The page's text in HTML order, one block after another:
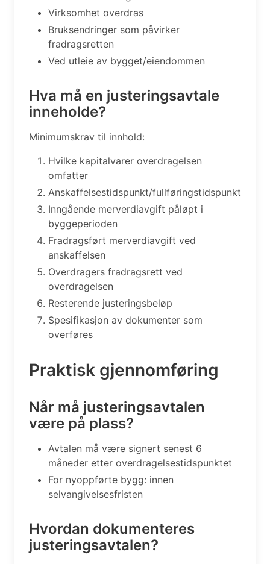
Virksomhet overdras
Bruksendringer som påvirker
fradragsretten
Ved utleie av bygget/eiendommen
Hva må en justeringsavtale
inneholde?
Minimumskrav til innhold:
Hvilke kapitalvarer overdragelsen
omfatter
Anskaffelsestidspunkt/fullføringstidspunkt
Inngående merverdiavgift påløpt i
byggeperioden
Fradragsført merverdiavgift ved
anskaffelsen
Overdragers fradragsrett ved
overdragelsen
Resterende justeringsbeløp
Spesifikasjon av dokumenter som
overføres
Praktisk gjennomføring
Når må justeringsavtalen
være på plass?
Avtalen må være signert senest 6
måneder etter overdragelsestidspunktet
For nyoppførte bygg: innen
selvangivelsesfristen
Hvordan dokumenteres
justeringsavtalen?